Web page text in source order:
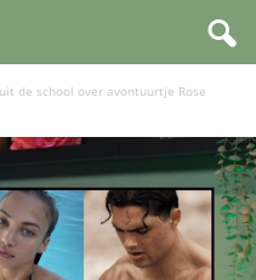
de school over avontuurtje Rose